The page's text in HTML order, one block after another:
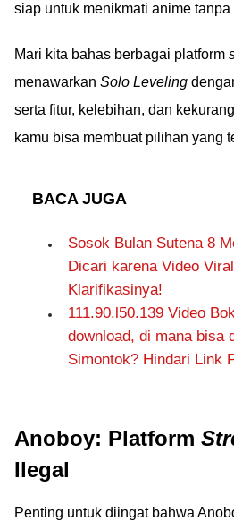
siap untuk menikmati anime tanpa
Mari kita bahas berbagai platform
menawarkan Solo Leveling
serta fitur, kelebihan, dan
kamu bisa membuat pilihan yang
BACA JUGA
Sosok Bulan Sutena 8
Dicari karena Video
Klarifikasinya!
111.90.l50.139 Video
download, di mana bisa
Simontok? Hindari Link
Anoboy: Platform
Ilegal
Penting untuk diingat bahwa